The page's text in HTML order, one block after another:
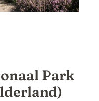
Park